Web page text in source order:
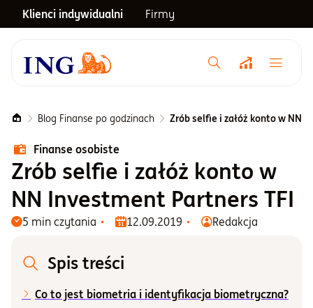
Klienci indywidualni Firmy
Menu główne
Notowania
Emerytura
Inwestycje
Blog
Centrum pomocy
Blog Finanse po godzinach Zrób selfie i załóż konto w NN
Finanse osobiste
Zrób selfie i załóż konto w
NN Investment Partners TFI
5 min czytania 12.09.2019 Redakcja
Spis treści
Co to jest biometria i identyfikacja biometryczna?